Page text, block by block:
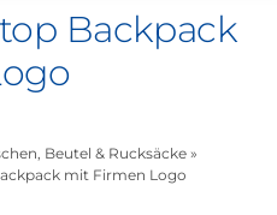
Backpack
Beutel & Rucksäcke»
mit Firmen Logo